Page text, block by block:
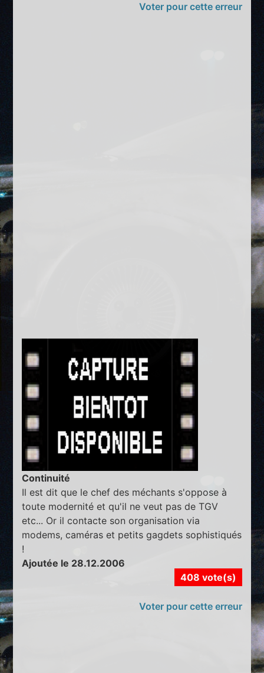
Voter pour cette erreur
Continuité
Il est dit que le chef des méchants s'oppose à
toute modernité et qu'il ne veut pas de TGV
etc... Or il contacte son organisation via
modems, caméras et petits gagdets sophistiqués
!
Ajoutée le 28.12.2006
408 vote(s)
Voter pour cette erreur